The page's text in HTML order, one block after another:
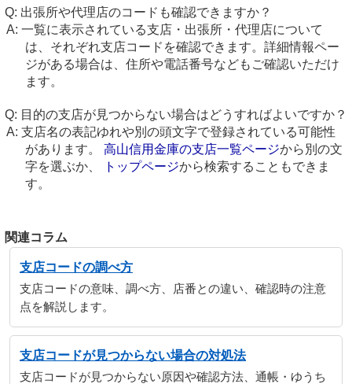
出張所や代理店のコードも確認できますか？
一覧に表示されている支店・出張所・代理店について
は、それぞれ支店コードを確認できます。詳細情報ペー
ジがある場合は、住所や電話番号などもご確認いただけ
ます。
目的の支店が見つからない場合はどうすればよいですか？
支店名の表記ゆれや別の頭文字で登録されている可能性
があります。 高山信用金庫の支店一覧ページから別の文
字を選ぶか、
トップページから検索することもできま
す。
関連コラム
支店コードの調べ方
支店コードの意味、調べ方、店番との違い、確認時の注意
点を解説します。
支店コードが見つからない場合の対処法
支店コードが見つからない原因や確認方法、通帳・ゆうち